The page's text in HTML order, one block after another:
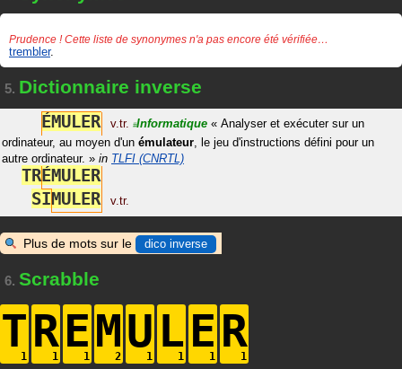
Prudence ! Cette liste de synonymes n'a pas encore été vérifiée…
trembler.
5. Dictionnaire inverse
ÉMULER v.tr. #Informatique « Analyser et exécuter sur un
ordinateur, au moyen d'un émulateur , le jeu d'instructions défini pour un
autre ordinateur. » in TLFI (CNRTL)
TRÉMULER
SIMULER v.tr.
Plus de mots sur le dico inverse
6. Scrabble
TREMU LER